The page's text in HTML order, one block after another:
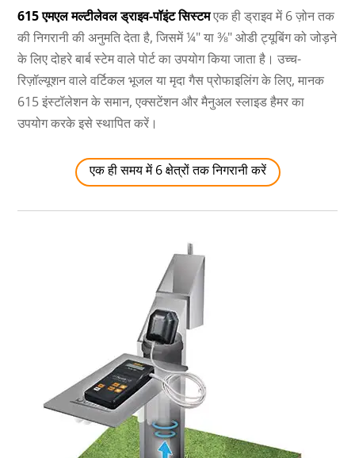
615 एमएल मल्टीलेवल ड्राइव-पॉइंट सिस्टमएक ही ड्राइव में 6 ज़ोन तक
की निगरानी की अनुमति देता है, जिसमें ¼" या ⅜" ओडी ट्यूबिंग को जोड़ने
के लिए दोहरे बार्ब स्टेम वाले पोर्ट का उपयोग किया जाता है। उच्च-
रिज़ॉल्यूशन वाले वर्टिकल भूजल या मृदा गैस प्रोफाइलिंग के लिए, मानक
615 इंस्टॉलेशन के समान, एक्सटेंशन और मैनुअल स्लाइड हैमर का
उपयोग करके इसे स्थापित करें।
एक ही समय में 6 क्षेत्रों तक निगरानी करें